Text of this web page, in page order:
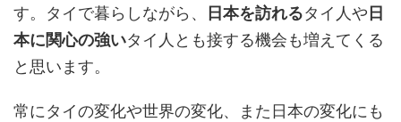
す。タイで暮らしながら、
日本を訪れるタイ人や 日
本に関心の強いタイ人とも接する機会も増えてくる
と思います。
常にタイの変化や世界の変化、また日本の変化にも